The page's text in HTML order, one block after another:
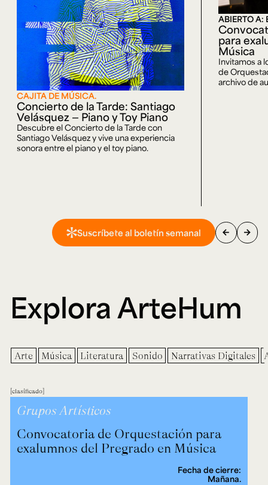
CAJITA DE MÚSICA.
Concierto de la Tarde: Santiago
Velásquez — Piano y Toy Piano
Descubre el Concierto de la Tarde con
Santiago Velásquez y vive una experiencia
sonora entre el piano y el toy piano.
ABIERTO A:
para
Música
Invitamos a
de
archivo de
Suscríbete al boletín semanal arrow_back arrow_forward
Explora ArteHum
Arte Música Literatura Sonido Narrativas Digitales
clasificado
Grupos Artísticos
Convocatoria de Orquestación para
exalumnos del Pregrado en Música
Fecha de cierre:
Mañana.